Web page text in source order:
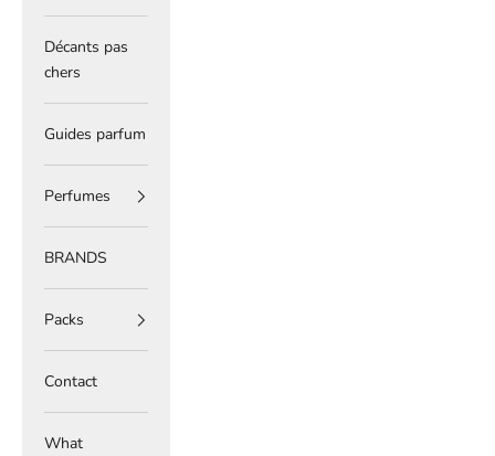
Décants pas
chers
Guides parfum
Perfumes
BRANDS
Packs
Contact
What